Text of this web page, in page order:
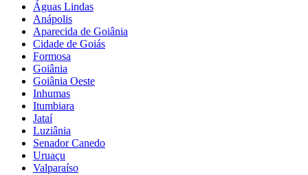
Águas Lindas
Anápolis
Aparecida de Goiânia
Cidade de Goiás
Formosa
Goiânia
Goiânia Oeste
Inhumas
Itumbiara
Jataí
Luziânia
Senador Canedo
Uruaçu
Valparaíso